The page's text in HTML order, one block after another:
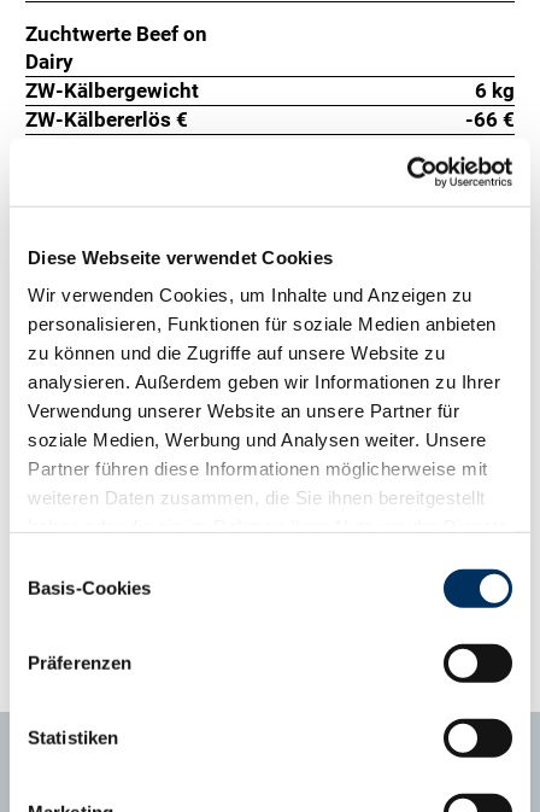
Diese Webseite verwendet Cookies
Wir verwenden Cookies, um Inhalte und Anzeigen zu
personalisieren, Funktionen für soziale Medien anbieten
zu können und die Zugriffe auf unsere Website zu
analysieren. Außerdem geben wir Informationen zu Ihrer
Verwendung unserer Website an unsere Partner für
soziale Medien, Werbung und Analysen weiter. Unsere
Partner führen diese Informationen möglicherweise mit
weiteren Daten zusammen, die Sie ihnen bereitgestellt
Cookies, wenn Sie unsere Webseite weiterhin nutzen.
Basis-Cookies
Präferenzen
Statistiken
Zuchtwerte Beef on
Dairy
ZW-Kälbergewicht
6 kg
ZW-Kälbererlös €
-66 €
+2
Totgeburten
95 +7
Fred PP ist ein reinerbig hornloser Blonde d´Aquitaine Bulle, der
mit 1.867 g TZ auf der Prüfstation Eickelborn überzeugen konnte.
Dieser Bulle bringt viel Typ mit und besticht durch eine sehr gute
Bemuskelung. Mit einem RZF von 113 ist Fred PP für die
Erzeugung von hervorragenden Kreuzungskälbern sowie für die
Reinzucht interessant.
Phänotyp-Informationen aus der Gebrauchskreuzung
ab zweiter Kalbung, Abweichung vom Mittelwert
Kalbungen
287
-3
Tragezeit (Tage)
287.1